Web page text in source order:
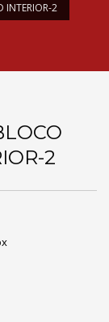
INTERIOR-2
2